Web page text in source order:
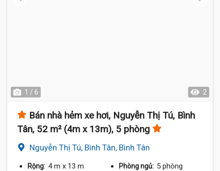
1 / 6 2
Bán nhà hẻm xe hơi, Nguyễn Thị Tú, Bình
Tân, 52 m² (4m x 13m), 5 phòng
Nguyễn Thị Tú, Bình Tân, Bình Tân
Rộng: 4 m x 13 m Phòng ngủ: 5 phòng